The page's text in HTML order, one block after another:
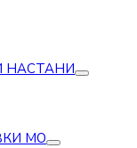
НАСТАНИ
МО